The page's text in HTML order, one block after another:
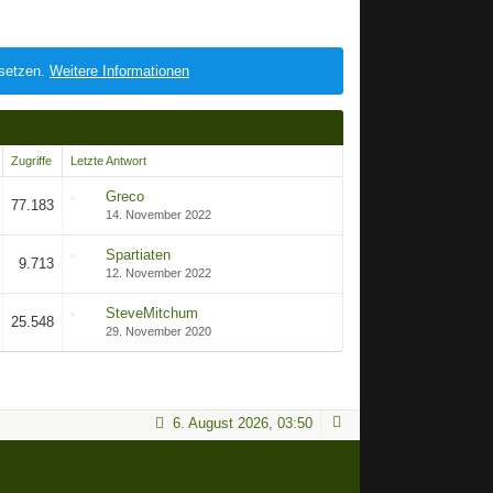
Weitere Informationen
Zugriffe Letzte Antwort
77.183
Greco
14. November 2022
9.713
Spartiaten
12. November 2022
25.548
SteveMitchum
29. November 2020
6. August 2026, 03:50